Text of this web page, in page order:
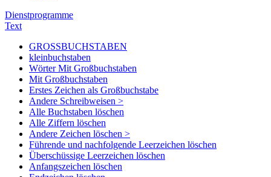
Dienstprogramme
Text
GROSSBUCHSTABEN
kleinbuchstaben
Wörter Mit Großbuchstaben
Mit Großbuchstaben
Erstes Zeichen als Großbuchstabe
Andere Schreibweisen >
Alle Buchstaben löschen
Alle Ziffern löschen
Andere Zeichen löschen >
Führende und nachfolgende Leerzeichen löschen
Überschüssige Leerzeichen löschen
Anfangszeichen löschen